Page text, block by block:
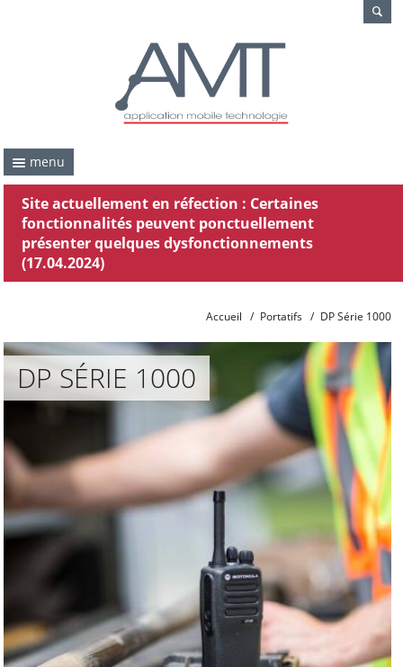
menu
Site actuellement en réfection : Certaines
fonctionnalités peuvent ponctuellement
présenter quelques dysfonctionnements
(17.04.2024)
Accueil / Portatifs / DP Série 1000
DP SÉRIE 1000